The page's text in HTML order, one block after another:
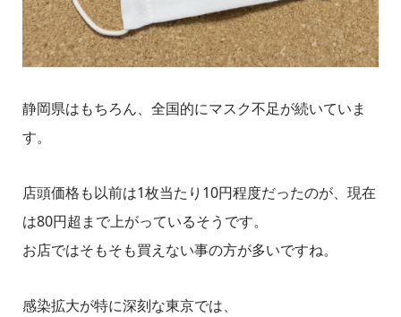
静岡県はもちろん、全国的にマスク不足が続いていま
す。
店頭価格も以前は1枚当たり10円程度だったのが、現在
は80円超まで上がっているそうです。
お店ではそもそも買えない事の方が多いですね。
感染拡大が特に深刻な東京では、